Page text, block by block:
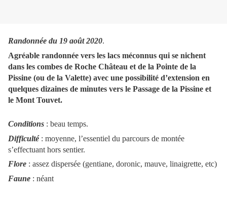
Randonnée du 19 août 2020.
Agréable randonnée vers les lacs méconnus qui se nichent
dans les combes de Roche Château et de la Pointe de la
Pissine (ou de la Valette) avec une possibilité d’extension en
quelques dizaines de minutes vers le Passage de la Pissine et
le Mont Touvet.
Conditions : beau temps.
Difficulté: moyenne, l’essentiel du parcours de montée
s’effectuant hors sentier.
Flore : assez dispersée (gentiane, doronic, mauve, linaigrette, etc)
Faune : néant